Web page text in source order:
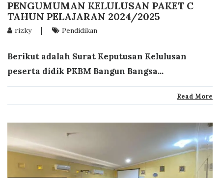
PENGUMUMAN KELULUSAN PAKET C
TAHUN PELAJARAN 2024/2025
rizky | Pendidikan
Berikut adalah Surat Keputusan Kelulusan
peserta didik PKBM Bangun Bangsa...
Read More